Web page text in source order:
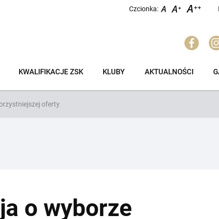
Czcionka:
KWALIFIKACJE ZSK KLUBY AKTUALNOŚCI
oferty
o wyborze